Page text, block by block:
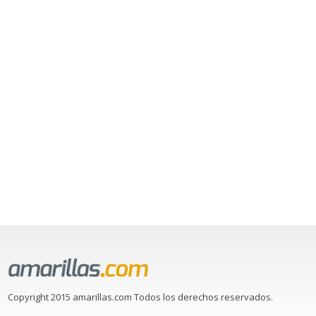
Copyright 2015 amarillas.com Todos los derechos reservados.